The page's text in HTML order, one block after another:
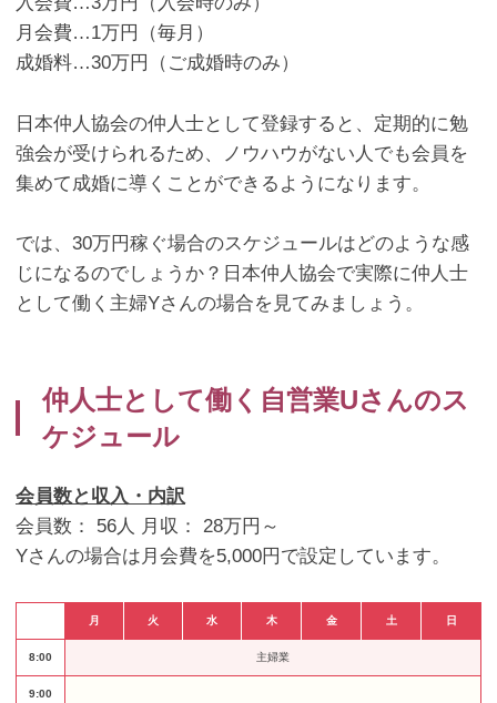
月会費…1万円（毎月）
成婚料…30万円（ご成婚時のみ）
日本仲人協会の仲人士として登録すると、定期的に勉
強会が受けられるため、ノウハウがない人でも会員を
集めて成婚に導くことができるようになります。
では、30万円稼ぐ場合のスケジュールはどのような感
じになるのでしょうか？日本仲人協会で実際に仲人士
として働く主婦Yさんの場合を見てみましょう。
仲人士として働く自営業Uさんのス
ケジュール
会員数と収入・内訳
会員数： 56人 月収： 28万円～
Yさんの場合は月会費を5,000円で設定しています。
月 火 水 木 金 土 日
8:00 主婦業
9:00